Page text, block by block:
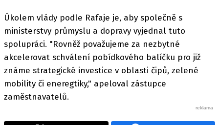
Úkolem vlády podle Rafaje je, aby společně s
ministerstvy průmyslu a dopravy vyjednal tuto
spolupráci. "Rovněž považujeme za nezbytné
akcelerovat schválení pobídkového balíčku pro již
známe strategické investice v oblasti čipů, zelené
mobility či eneregtiky," apeloval zástupce
zaměstnavatelů.